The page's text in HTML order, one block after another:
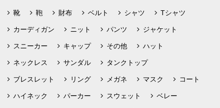
靴 鞄 財布 ベルト シャツ Tシャツ
カーディガン ニット パンツ ジャケット
スニーカー キャップ その他 ハット
ネックレス サンダル タンクトップ
ブレスレット リング メガネ マスク コート
ハイネック パーカー スウェット ベレー